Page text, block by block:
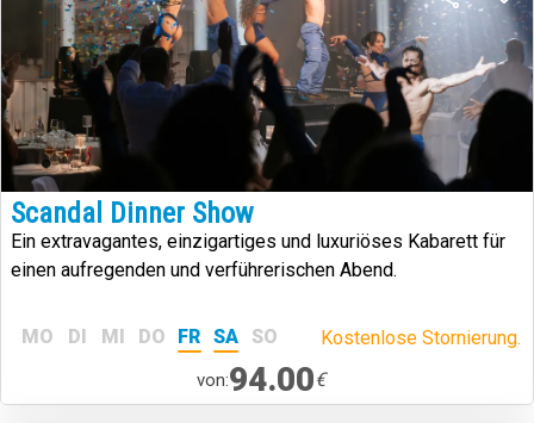
Scandal Dinner Show
Ein extravagantes, einzigartiges und luxuriöses Kabarett für
einen aufregenden und verführerischen Abend.
MO DI MI DO FR SA SO Kostenlose Stornierung.
von:94.00€